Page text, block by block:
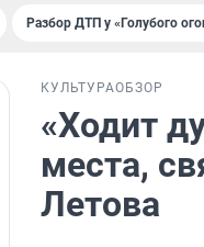
Разбор ДТП у «Голубого
КУЛЬТУРАОБЗОР
«Ходит
места,
Летова